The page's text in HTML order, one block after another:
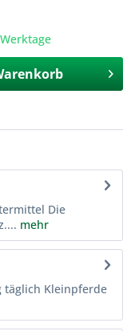
Die
mehr
täglich Kleinpferde